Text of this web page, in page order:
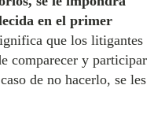
en el primer
que los litigantes
comparecer y participar
de no hacerlo, se les